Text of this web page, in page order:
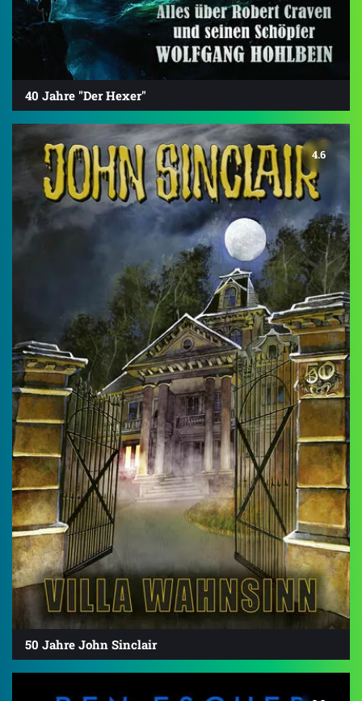
40 Jahre "Der Hexer"
4.6
50 Jahre John Sinclair